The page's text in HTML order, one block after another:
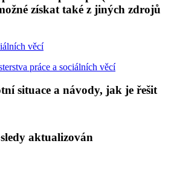
získat také z jiných zdrojů
věcí
práce a sociálních věcí
situace a návody, jak je řešit
aktualizován